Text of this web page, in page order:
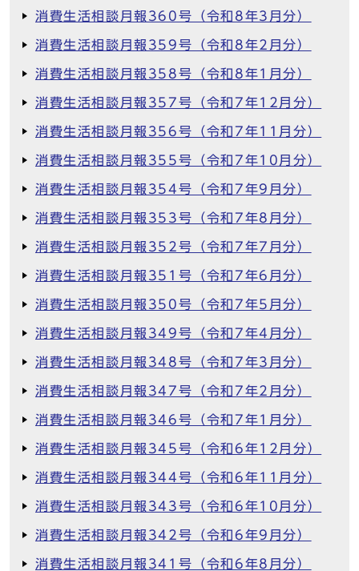
消費生活相談月報360号（令和8年3月分）
消費生活相談月報359号（令和8年2月分）
消費生活相談月報358号（令和8年1月分）
消費生活相談月報357号（令和7年12月分）
消費生活相談月報356号（令和7年11月分）
消費生活相談月報355号（令和7年10月分）
消費生活相談月報354号（令和7年9月分）
消費生活相談月報353号（令和7年8月分）
消費生活相談月報352号（令和7年7月分）
消費生活相談月報351号（令和7年6月分）
消費生活相談月報350号（令和7年5月分）
消費生活相談月報349号（令和7年4月分）
消費生活相談月報348号（令和7年3月分）
消費生活相談月報347号（令和7年2月分）
消費生活相談月報346号（令和7年1月分）
消費生活相談月報345号（令和6年12月分）
消費生活相談月報344号（令和6年11月分）
消費生活相談月報343号（令和6年10月分）
消費生活相談月報342号（令和6年9月分）
消費生活相談月報341号（令和6年8月分）